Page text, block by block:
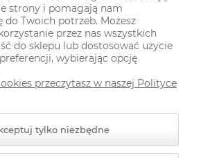
NA
strony i pomagają nam
Twoich potrzeb. Możesz
przez nas wszystkich
do sklepu lub dostosować użycie
wybierając opcję
przeczytasz w naszej Polityce
tylko niezbędne